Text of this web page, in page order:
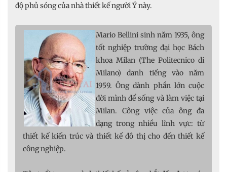
độ phủ sóng của nhà thiết kế người Ý này.
Mario Bellini sinh năm 1935, ông
tốt nghiệp trường đại học Bách
khoa Milan (The Politecnico di
Milano) danh tiếng vào năm
1959. Ông dành phần lớn cuộc
đời mình để sống và làm việc tại
Milan. Công việc của ông đa
dạng trong nhiều lĩnh vực: từ
thiết kế kiến trúc và thiết kế đô thị cho đến thiết kế
công nghiệp.